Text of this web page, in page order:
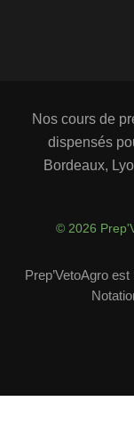
Nos cours de
dispensés
Bordeaux,
© 2026
Prep’VetoAgro